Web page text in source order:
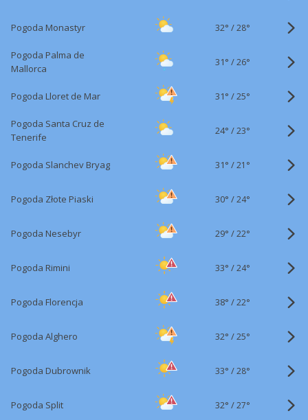
Pogoda Monastyr 32° /28°
Pogoda Palma de
Mallorca
31° /26°
Pogoda Lloret de Mar 31° /25°
Pogoda Santa Cruz de
Tenerife
24° /23°
Pogoda Slanchev Bryag 31° /21°
Pogoda Złote Piaski 30° /24°
Pogoda Nesebyr 29° /22°
Pogoda Rimini 33° /24°
Pogoda Florencja 38° /22°
Pogoda Alghero 32° /25°
Pogoda Dubrownik 33° /28°
Pogoda Split 32° /27°